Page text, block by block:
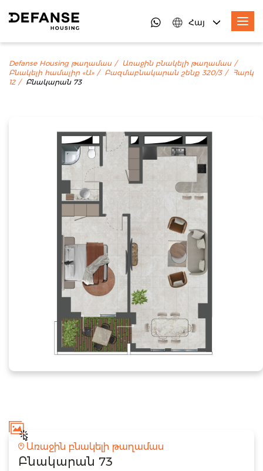
Հայ
Defanse Housing թաղամաս
Առաջին բնակելի թաղամաս
Բնակելի համալիր «Ա»
Բազմաբնակարան շենք 320/3
Հարկ
12
Բնակարան 73
Առաջին բնակելի թաղամաս
Բնակարան 73